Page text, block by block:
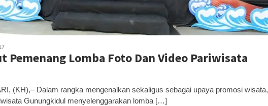
Pemenang Lomba Foto Dan Video Pariwisata
(KH),– Dalam rangka mengenalkan sekaligus sebagai upaya promosi wisata,
Gunungkidul menyelenggarakan lomba […]